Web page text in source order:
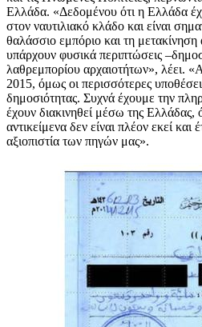
Ελλάδα. «Δεδομένου ότι η Ελλάδα
στον ναυτιλιακό κλάδο και είναι
θαλάσσιο εμπόριο και τη
υπάρχουν φυσικά περιπτώσεις
λαθρεμπορίου αρχαιοτήτων», λέει.
2015, όμως οι περισσότερες
δημοσιότητας. Συχνά έχουμε την
έχουν διακινηθεί μέσω της Ελλάδας,
αντικείμενα δεν είναι πλέον εκεί και
αξιοπιστία των πηγών μας».